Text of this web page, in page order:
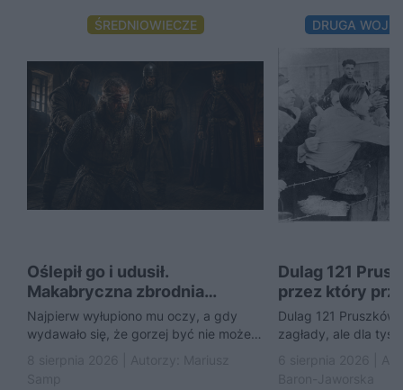
ŚREDNIOWIECZE
Oślepił go i udusił.
Makabryczna zbrodnia
Konrada Mazowieckiego
Najpierw wyłupiono mu oczy, a gdy
wydawało się, że gorzej być nie może,
DRUGA
Dulag 121
przez który
Warszawa
Dulag 121 Pruszków
zagłady, ale dla